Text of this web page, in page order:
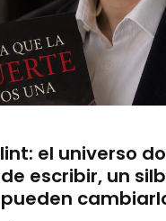
el universo
escribir, un